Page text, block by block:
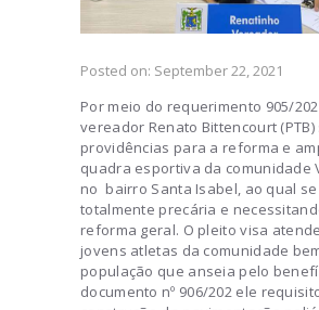
Posted on: September 22, 2021
Por meio do requerimento 905/
vereador Renato Bittencourt
providências para a reforma e
quadra esportiva da comunidade
no bairro Santa Isabel, ao qual
totalmente precária e
reforma geral. O pleito visa
jovens atletas da comunidade
população que anseia pelo
documento nº 906/202 ele